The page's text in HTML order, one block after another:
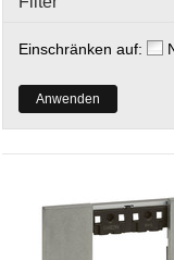
Einschränken auf:
Anwenden